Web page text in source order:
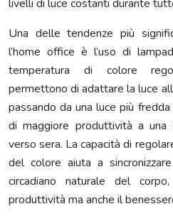
livelli di luce costanti durante
Una delle tendenze più
l’home office è l’uso di
temperatura di colore
permettono di adattare la luce
passando da una luce più
di maggiore produttività a
verso sera. La capacità di
del colore aiuta a
circadiano naturale del
produttività ma anche il